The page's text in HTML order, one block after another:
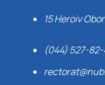
15 Heroiv
(044) 527-